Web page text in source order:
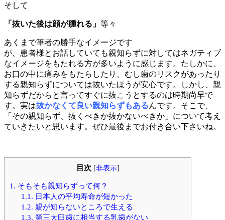
そして
「抜いた後は顔が腫れる」 等々
あくまで筆者の勝手なイメージです
が、患者様とお話していても親知らずに対してはネガティブ
なイメージをもたれる方が多いように感じます。たしかに、
お口の中に痛みをもたらしたり、むし歯のリスクがあったり
する親知らずについては抜いたほうが安心です。しかし、親
知らずだからと言ってすぐに抜こうとするのは時期尚早で
す。実は抜かなくて良い親知らずもあるんです。そこで、
「その親知らず、抜くべきか抜かないべきか」について考え
ていきたいと思います。ぜひ最後までお付き合い下さいね。
目次 [非表示]
1. そもそも親知らずって何？
1.1. 日本人の平均寿命が短かった
1.2. 親が知らないところで生える
1.3. 第三大臼歯に相当する乳歯がない